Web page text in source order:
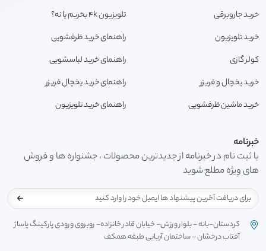
خرید جاروبرقی
خرید تلویزیون
کولر گازی
خرید یخچال و فریزر
خرید ماشین ظرفشویی
تلویزیون 4k بخریم یا نه؟
راهنمای خرید ظرفشویی
راهنمای خرید لباسشویی
راهنمای خرید یخچال فریزر
راهنمای خرید تلویزیون
خبرنامه
با ثبت نام در خبرنامه از جدیدترین محصولات ، جشنواره ها و فروش
های ویژه مطلع شوید
کردستان-بانه - بلوار ورزش- خیابان قادر خانزاده- روبروی ورودی پارکینگ پاساژ
آفتاب درخشان - ساختمان آریایی طبقه همکف